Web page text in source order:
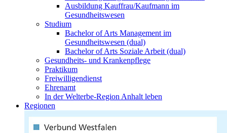
Ausbildung Kauffrau/Kaufmann im
Gesundheitswesen
Studium
Bachelor of Arts Management im
Gesundheitswesen (dual)
Bachelor of Arts Soziale Arbeit (dual)
Gesundheits- und Krankenpflege
Praktikum
Freiwilligendienst
Ehrenamt
In der Welterbe-Region Anhalt leben
Regionen